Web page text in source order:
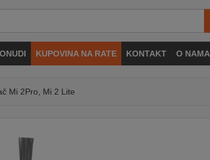
KUPOVINA NA RATE KONTAKT O NAMA
Mi 2Pro, Mi 2 Lite